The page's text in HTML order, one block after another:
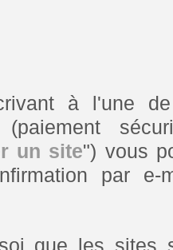
à l'une
(paiement
un site") vous
par
que les sites